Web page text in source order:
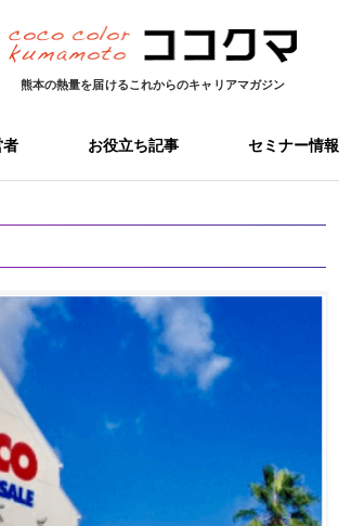
熊本の熱量を届けるこれからのキャリアマガジン
者 お役立ち記事 セミナー情報